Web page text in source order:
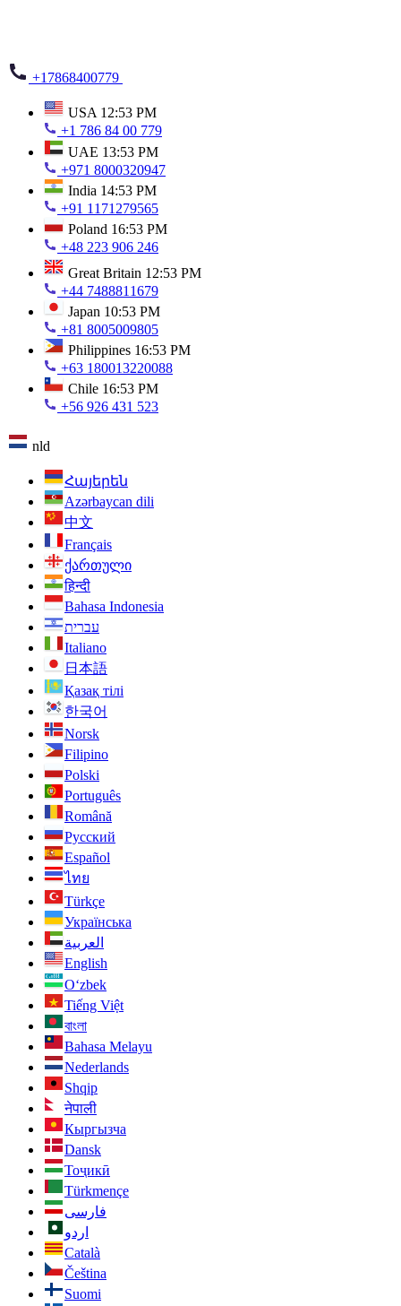
+17868400779
USA 12:53 PM
+1 786 84 00 779
UAE 13:53 PM
+971 8000320947
India 14:53 PM
+91 1171279565
Poland 16:53 PM
+48 223 906 246
Great Britain 12:53 PM
+44 7488811679
Japan 10:53 PM
+81 8005009805
Philippines 16:53 PM
+63 180013220088
Chile 16:53 PM
+56 926 431 523
nld
Հայերեն
Azərbaycan dili
中文
Français
ქართული
हिन्दी
Bahasa Indonesia
עברית
Italiano
日本語
Қазақ тілі
한국어
Norsk
Filipino
Polski
Português
Română
Русский
Español
ไทย
Türkçe
Українська
العربية
English
O‘zbek
Tiếng Việt
বাংলা
Bahasa Melayu
Nederlands
Shqip
नेपाली
Кыргызча
Dansk
Тоҷикӣ
Türkmençe
فارسی
اردو
Català
Čeština
Suomi